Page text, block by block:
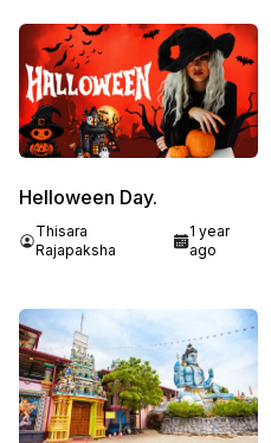
Helloween Day.
Thisara
Rajapaksha
1 year
ago